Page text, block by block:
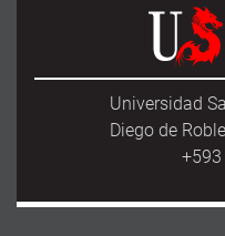
Universidad
Diego de